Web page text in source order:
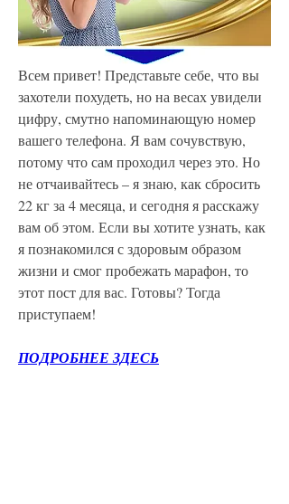
Всем привет! Представьте себе, что вы
захотели похудеть, но на весах увидели
цифру, смутно напоминающую номер
вашего телефона. Я вам сочувствую,
потому что сам проходил через это. Но
не отчаивайтесь – я знаю, как сбросить
22 кг за 4 месяца, и сегодня я расскажу
вам об этом. Если вы хотите узнать, как
я познакомился с здоровым образом
жизни и смог пробежать марафон, то
этот пост для вас. Готовы? Тогда
приступаем!
ПОДРОБНЕЕ ЗДЕСЬ